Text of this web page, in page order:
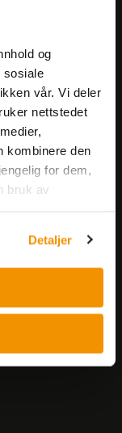
og
sosiale
vår. Vi deler
nettstedet
kombinere den
for dem,
bruk av
Detaljer